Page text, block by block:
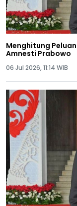
Menghitung
Amnesti Prabowo
06 Jul 2026, 11:14 WIB